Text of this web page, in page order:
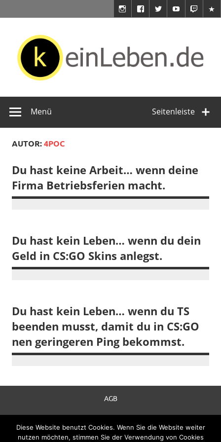
springen
Seitenleiste
Menü
AUTOR:4POC
Du hast keine Arbeit… wenn deine
Firma Betriebsferien macht.
Du hast kein Leben… wenn du dein
Geld in CS:GO Skins anlegst.
Du hast kein Leben… wenn du TS
beenden musst, damit du in CS:GO
nen geringeren Ping bekommst.
AGB
Datenschutzerklärung
Impressum
Diese Website benutzt Cookies. Wenn Sie die Website weiter
nutzen möchten, stimmen Sie der Verwendung von Cookies